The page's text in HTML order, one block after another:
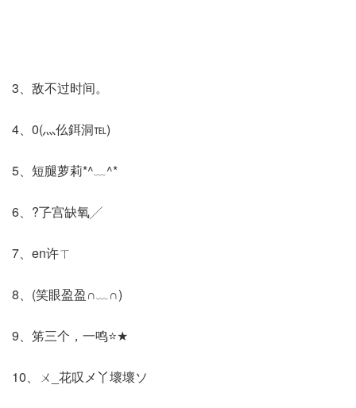
3、敌不过时间。
4、0(灬仫鉺洞℡)
5、短腿萝莉*^﹏^*
6、?孒宫缺氧╱
7、en许ㄒ
8、(笑眼盈盈∩﹏∩)
9、笫三个，一鸣⭐★
10、ㄨ_花叹メ丫壞壞ソ